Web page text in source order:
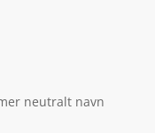
neutralt navn